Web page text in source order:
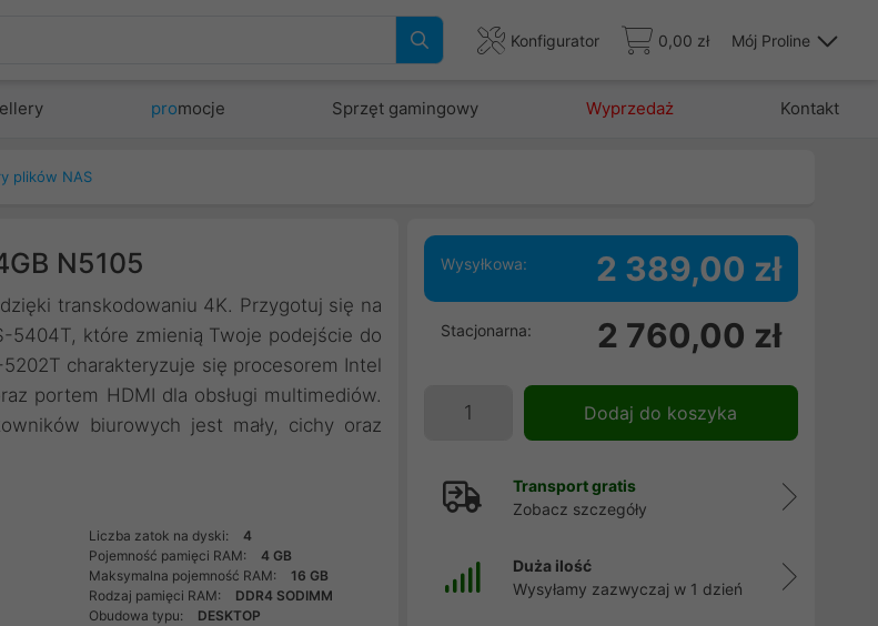
Konfigurator 0,00 zł Mój Proline
promocje Sprzęt gamingowy Wyprzedaż Kontakt
plików NAS
N5105
transkodowaniu 4K. Przygotuj się na
5404T, które zmienią Twoje podejście do
charakteryzuje się procesorem Intel
portem HDMI dla obsługi multimediów.
biurowych jest mały, cichy oraz
Liczba zatok na dyski:
4
Pojemność pamięci RAM:
4 GB
Maksymalna pojemność RAM:
16 GB
Rodzaj pamięci RAM:
DDR4 SODIMM
Obudowa typu:
DESKTOP
Wysyłkowa: 2 389,00 zł
Stacjonarna: 2 760,00 zł
Dodaj do koszyka
Transport gratis
Zobacz szczegóły
Duża ilość
Wysyłamy zazwyczaj w 1 dzień